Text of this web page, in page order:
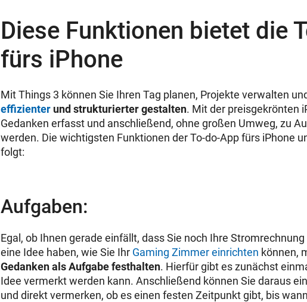
Diese Funktionen bietet die
fürs iPhone
Mit Things 3 können Sie Ihren Tag planen, Projekte verwalten
effizienter und strukturierter gestalten. Mit der preisgekrönten
Gedanken erfasst und anschließend, ohne großen Umweg, zu
werden. Die wichtigsten Funktionen der To-do-App fürs iPhone
folgt:
Aufgaben:
Egal, ob Ihnen gerade einfällt, dass Sie noch Ihre
eine Idee haben, wie Sie Ihr Gaming Zimmer einrichten können,
Gedanken als Aufgabe festhalten. Hierfür gibt es zunächst
Idee vermerkt werden kann. Anschließend können Sie daraus
und direkt vermerken, ob es einen festen Zeitpunkt gibt, bis